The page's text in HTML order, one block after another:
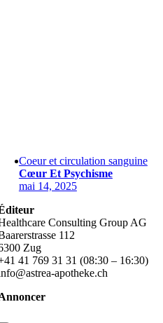
Coeur et circulation sanguine
Cœur Et Psychisme
mai 14, 2025
Consulting Group AG
112
Zug
41 769 31 31 (08:30 – 16:30)
apotheke.ch